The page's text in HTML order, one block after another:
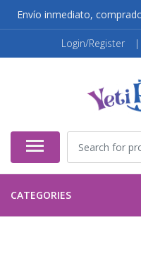
Envío inmediato,
Login/Register |
CATEGORIES